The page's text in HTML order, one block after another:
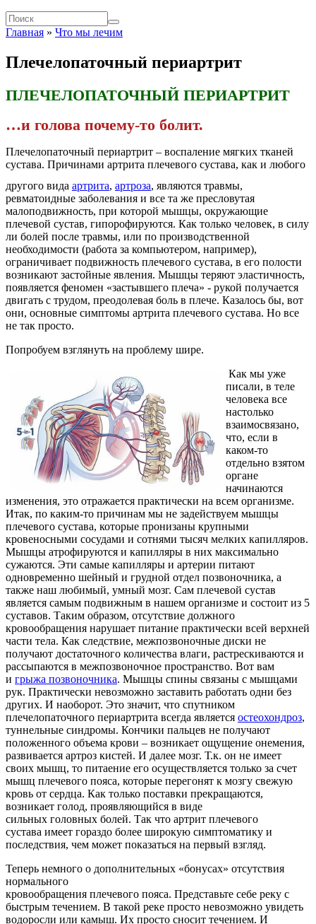
Форма поиска
Поиск
Главная » Что мы лечим
Плечелопаточный периартрит
ПЛЕЧЕЛОПАТОЧНЫЙ ПЕРИАРТРИТ
…и голова почему-то болит.
Плечелопаточный периартрит – воспаление мягких тканей
сустава. Причинами артрита плечевого сустава, как и любого
другого вида артрита, артроза, являются травмы,
ревматоидные заболевания и все та же пресловутая
малоподвижность, при которой мышцы, окружающие
плечевой сустав, гипорофируются. Как только человек, в силу
ли болей после травмы, или по производственной
необходимости (работа за компьютером, например),
ограничивает подвижность плечевого сустава, в его полости
возникают застойные явления. Мышцы теряют эластичность,
появляется феномен «застывшего плеча» - рукой получается
двигать с трудом, преодолевая боль в плече. Казалось бы, вот
они, основные симптомы артрита плечевого сустава. Но все
не так просто.
Попробуем взглянуть на проблему шире.
Как мы уже
писали, в теле
человека все
настолько
взаимосвязано,
что, если в
каком-то
отдельно взятом
органе
начинаются
изменения, это отражается практически на всем организме.
Итак, по каким-то причинам мы не задействуем мышцы
плечевого сустава, которые пронизаны крупными
кровеносными сосудами и сотнями тысяч мелких капилляров.
Мышцы атрофируются и капилляры в них максимально
сужаются. Эти самые капилляры и артерии питают
одновременно шейный и грудной отдел позвоночника, а
также наш любимый, умный мозг. Сам плечевой сустав
является самым подвижным в нашем организме и состоит из 5
суставов. Таким образом, отсутствие должного
кровообращения нарушает питание практически всей верхней
части тела. Как следствие, межпозвоночные диски не
получают достаточного количества влаги, растрескиваются и
рассыпаются в межпозвоночное пространство. Вот вам
и грыжа позвоночника. Мышцы спины связаны с мышцами
рук. Практически невозможно заставить работать одни без
других. И наоборот. Это значит, что спутником
плечелопаточного периартрита всегда является остеохондроз,
туннельные синдромы. Кончики пальцев не получают
положенного объема крови – возникает ощущение онемения,
развивается артроз кистей. И далее мозг. Т.к. он не имеет
своих мышц, то питаение его осуществляется только за счет
мышц плечевого пояса, которые перегонят к мозгу свежую
кровь от сердца. Как только поставки прекращаются,
возникает голод, проявляющийся в виде
сильных головных болей. Так что артрит плечевого
сустава имеет гораздо более широкую симптоматику и
последствия, чем может показаться на первый взгляд.
Теперь немного о дополнительных «бонусах» отсутствия
нормального
кровообращения плечевого пояса. Представьте себе реку с
быстрым течением. В такой реке просто невозможно увидеть
водоросли или камыш. Их просто сносит течением. И